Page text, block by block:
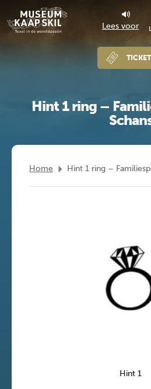
Lees voor
Hint 1 ring –
Home Hint 1 ring –
Hint 1